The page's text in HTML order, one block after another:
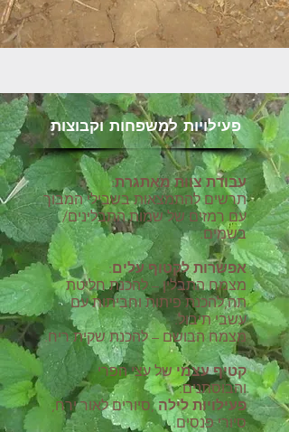
פעילויות למשפחות וקבוצות
עבודת צוות מאתגרת:
תרשים להתמצאות בשבילי המבוך
עם רמזים של שמות התבלינים/
בשמים.
אפשרות לקטוף עלים:
מצמח התבלין – להכנת חליטת
תה,להכנת פיתות וחביתות עם
עשבי תיבול.
מצמח הבושם – להכנת שקית ריח.
קטיף עצמישל עצי הפרי
והבוסתנים.
פעילויות לילה,סיורים לאור ירח,
סיורי פנסים.